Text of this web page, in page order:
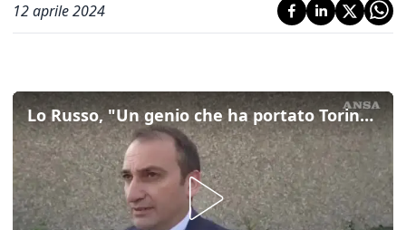
12 aprile 2024
Lo Russo, "Un genio che ha portato Torino nel mondo"